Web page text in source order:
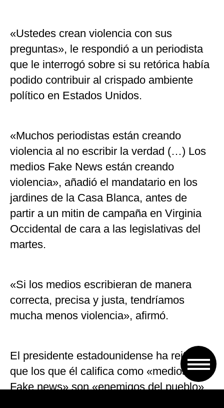
«Ustedes crean violencia con sus
preguntas», le respondió a un periodista
que le interrogó sobre si su retórica había
podido contribuir al crispado ambiente
político en Estados Unidos.
«Muchos periodistas están creando
violencia al no escribir la verdad (…) Los
medios Fake News están creando
violencia», añadió el mandatario en los
jardines de la Casa Blanca, antes de
partir a un mitin de campaña en Virginia
Occidental de cara a las legislativas del
martes.
«Si los medios escribieran de manera
correcta, precisa y justa, tendríamos
mucha menos violencia», afirmó.
El presidente estadounidense ha reiterado
que los que él califica como «medios
Fake news» son «enemigos del pueblo».